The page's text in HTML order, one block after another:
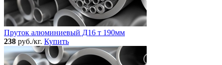
Пруток алюминиевый Д16 т 190мм
238 руб./кг. Купить